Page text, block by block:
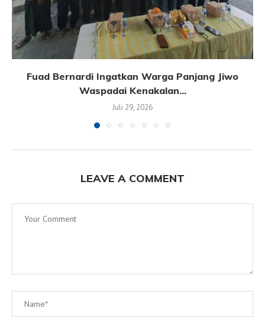
Fuad Bernardi Ingatkan Warga Panjang Jiwo
Waspadai Kenakalan...
Juli 29, 2026
LEAVE A COMMENT